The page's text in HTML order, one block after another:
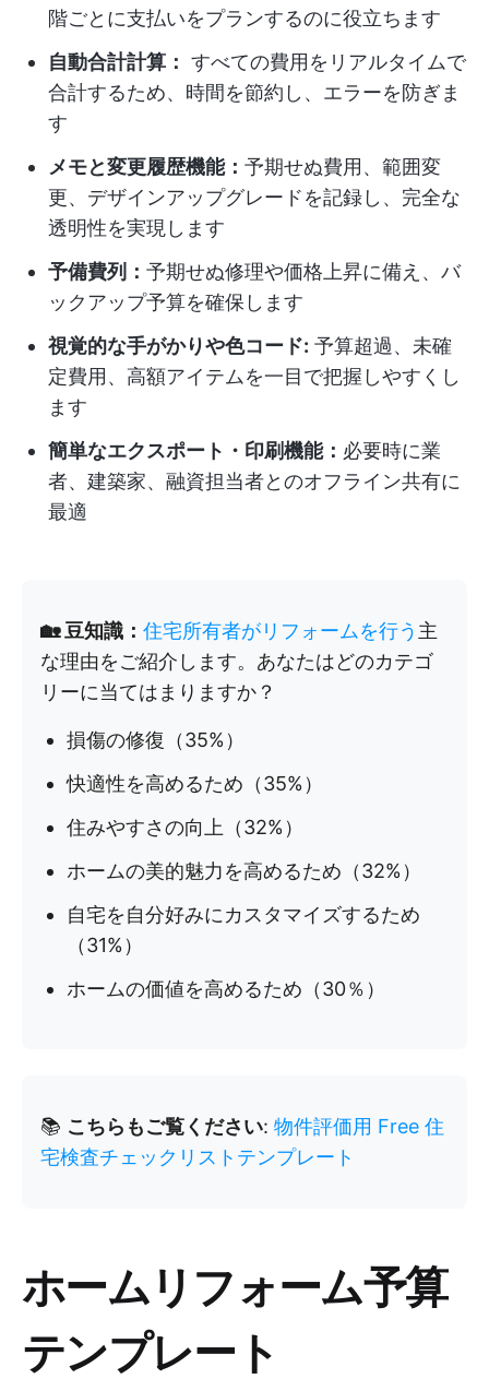
階ごとに支払いをプランするのに役立ちます
自動合計計算： すべての費用をリアルタイムで
合計するため、時間を節約し、エラーを防ぎま
す
メモと変更履歴機能： 予期せぬ費用、範囲変
更、デザインアップグレードを記録し、完全な
透明性を実現します
予備費列： 予期せぬ修理や価格上昇に備え、バ
ックアップ予算を確保します
視覚的な手がかりや色コード: 予算超過、未確
定費用、高額アイテムを一目で把握しやすくし
ます
簡単なエクスポート・印刷機能： 必要時に業
者、建築家、融資担当者とのオフライン共有に
最適
🏡 豆知識： 住宅所有者がリフォームを行う 主
な理由をご紹介します。あなたはどのカテゴ
リーに当てはまりますか？
損傷の修復（35%）
快適性を高めるため（35%）
住みやすさの向上（32%）
ホームの美的魅力を高めるため（32%）
自宅を自分好みにカスタマイズするため
（31%）
ホームの価値を高めるため（30％）
📚 こちらもご覧ください: 物件評価用 Free 住
宅検査チェックリストテンプレート
ホームリフォーム予算
テンプレート